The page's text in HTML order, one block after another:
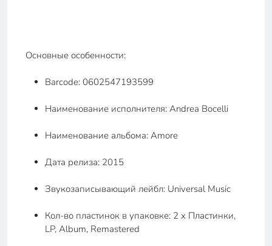
Основные особенности:
Barcode: 0602547193599
Наименование исполнителя: Andrea Bocelli
Наименование альбома: Amore
Дата релиза: 2015
Звукозаписывающий лейбл: Universal Music
Кол-во пластинок в упаковке: 2 x Пластинки,
LP, Album, Remastered